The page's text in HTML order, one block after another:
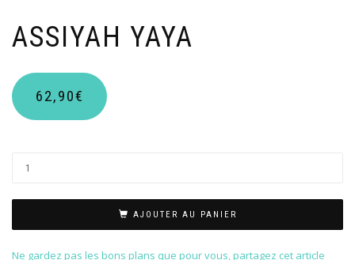
ASSIYAH YAYA
62,90€
AJOUTER AU PANIER
Ne gardez pas les bons plans que pour vous, partagez cet article